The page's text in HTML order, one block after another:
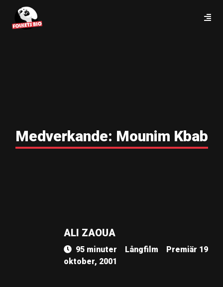
Medverkande: Mounim Kbab
ALI ZAOUA
95 minuter Långfilm
Premiär 19
oktober, 2001